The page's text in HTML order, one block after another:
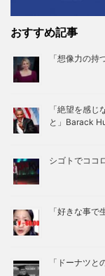
おすすめ記事
「想像力の
「絶望を感
と」Barack
シゴトでコ
「好きな事
「ドーナツ